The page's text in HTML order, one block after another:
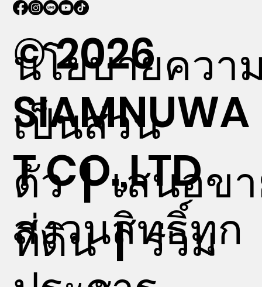
© 2026
SIAMNUWA
T CO.,LTD
สงวนสิทธิ์ทุก
นโยบายควา
เป็นส่วน
ตัว|เสนอข
ที่ดิน|ร่วม